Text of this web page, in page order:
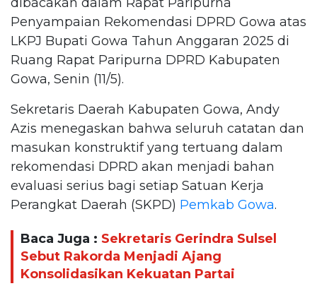
Penyampaian Rekomendasi DPRD Gowa atas
LKPJ Bupati Gowa Tahun Anggaran 2025 di
Ruang Rapat Paripurna DPRD Kabupaten
Gowa, Senin (11/5).
Sekretaris Daerah Kabupaten Gowa, Andy
Azis menegaskan bahwa seluruh catatan dan
masukan konstruktif yang tertuang dalam
rekomendasi DPRD akan menjadi bahan
evaluasi serius bagi setiap Satuan Kerja
Perangkat Daerah (SKPD) Pemkab Gowa.
Baca Juga : Sekretaris Gerindra Sulsel
Sebut Rakorda Menjadi Ajang
Konsolidasikan Kekuatan Partai